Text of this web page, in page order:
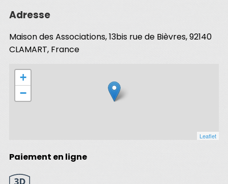
Adresse
Maison des Associations, 13bis rue de Bièvres, 92140
CLAMART, France
+
−
Leaflet
Paiement en ligne